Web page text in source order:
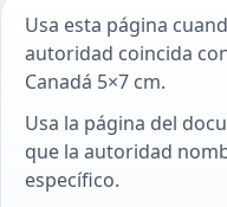
Usa esta página
autoridad coincida
Canadá 5×7 cm.
Usa la página del
que la autoridad
específico.